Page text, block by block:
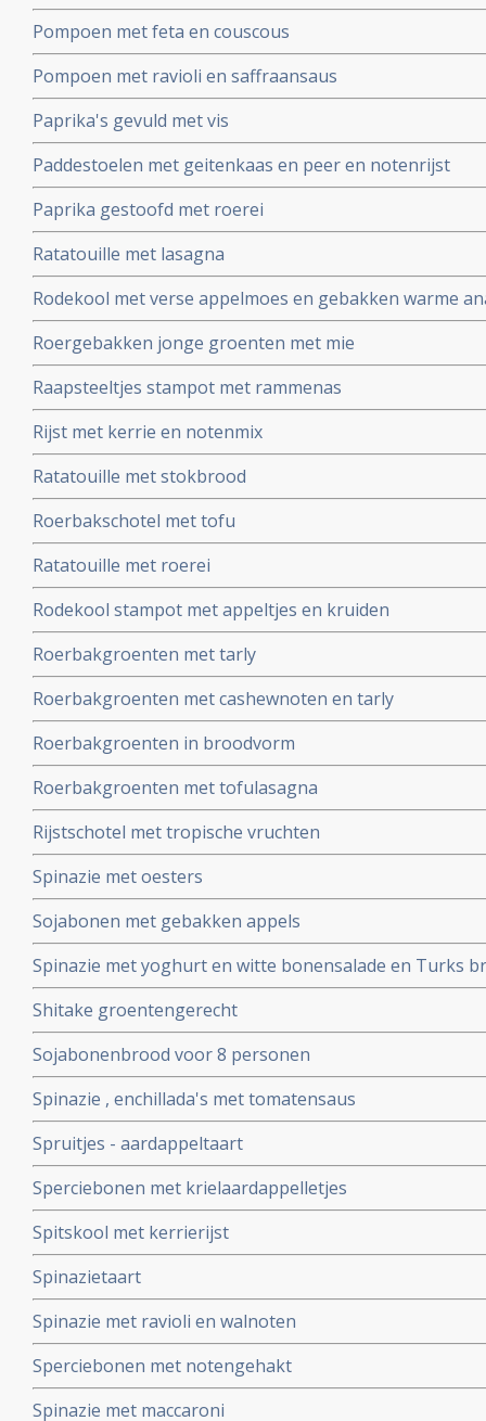
Pompoen met feta en couscous
Pompoen met ravioli en saffraansaus
Paprika's gevuld met vis
Paddestoelen met geitenkaas en peer en notenrijst
Paprika gestoofd met roerei
Ratatouille met lasagna
Rodekool met verse appelmoes en gebakken warme
Roergebakken jonge groenten met mie
Raapsteeltjes stampot met rammenas
Rijst met kerrie en notenmix
Ratatouille met stokbrood
Roerbakschotel met tofu
Ratatouille met roerei
Rodekool stampot met appeltjes en kruiden
Roerbakgroenten met tarly
Roerbakgroenten met cashewnoten en tarly
Roerbakgroenten in broodvorm
Roerbakgroenten met tofulasagna
Rijstschotel met tropische vruchten
Spinazie met oesters
Sojabonen met gebakken appels
Spinazie met yoghurt en witte bonensalade en Turks
Shitake groentengerecht
Sojabonenbrood voor 8 personen
Spinazie , enchillada's met tomatensaus
Spruitjes - aardappeltaart
Sperciebonen met krielaardappelletjes
Spitskool met kerrierijst
Spinazietaart
Spinazie met ravioli en walnoten
Sperciebonen met notengehakt
Spinazie met maccaroni